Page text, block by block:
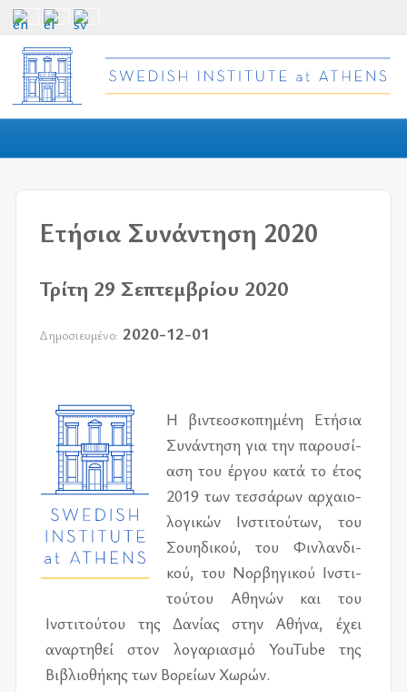
Ετήσια Συνάντηση 2020
Τρίτη 29 Σεπτεμβρίου 2020
Δημοσιευμένο: 2020-12-01
Η βι­ντε­ο­σκο­πη­μέ­νη Ετή­σια
Συνά­ντη­ση για την πα­ρου­σί­
α­ση του έρ­γου κατά το έτος
2019 των τεσ­σά­ρων αρ­χαιο­
λο­γι­κών Ινστι­τού­των, του
Σου­η­δι­κού, του Φιν­λαν­δι­
κού, του Νορ­βη­γι­κού Ινστι­
τού­του Αθη­νών και του
Ινστι­τού­του της Δανί­ας στην Αθήνα, έχει
αναρ­τη­θεί στον λο­γα­ρια­σμό YouTube της
Βιβλιο­θή­κης των Βορεί­ων Χωρών.